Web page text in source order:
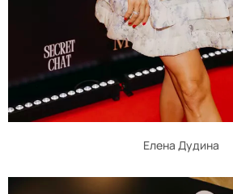
Елена Дудина